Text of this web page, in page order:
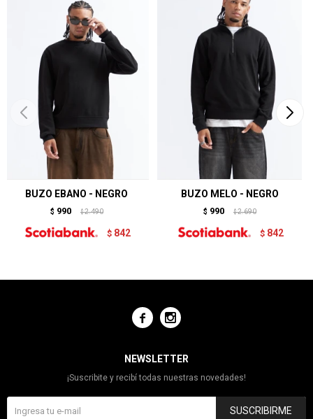
BUZO EBANO - NEGRO
$ 990 $ 2.490
$ 842
BUZO MELO - NEGRO
$ 990 $ 2.690
$ 842
 
NEWSLETTER
¡Suscribite y recibí todas nuestras novedades!
SUSCRIBIRME